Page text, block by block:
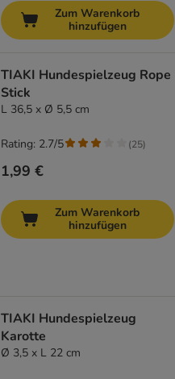
Zum Warenkorb
hinzufügen
TIAKI Hundespielzeug Rope
Stick
L 36,5 x Ø 5,5 cm
1,99 €
Rating: 2.7/5 (25)
Zum Warenkorb
hinzufügen
TIAKI Hundespielzeug
Karotte
Ø 3,5 x L 22 cm